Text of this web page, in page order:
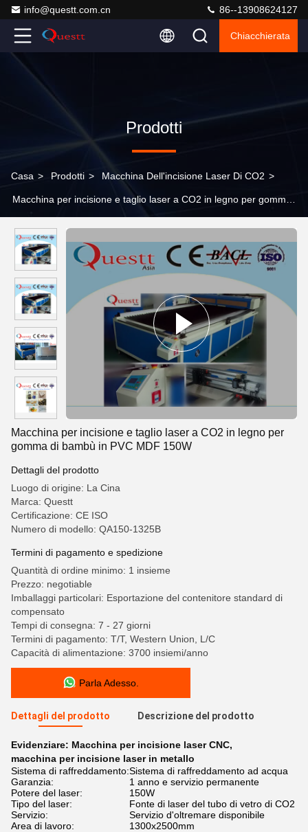
info@questt.com.cn 86--13908624127
Chiacchierata
Prodotti
Casa > Prodotti > Macchina Dell'incisione Laser Di CO2 >
Macchina per incisione e taglio laser a CO2 in legno per gomma
Macchina per incisione e taglio laser a CO2 in legno per
gomma di bambù in PVC MDF 150W
Dettagli del prodotto
Luogo di origine: La Cina
Marca: Questt
Certificazione: CE ISO
Numero di modello: QA150-1325B
Termini di pagamento e spedizione
Quantità di ordine minimo: 1 insieme
Prezzo: negotiable
Imballaggi particolari: Esportazione del contenitore standard di
compensato
Tempi di consegna: 7 - 27 giorni
Termini di pagamento: T/T, Western Union, L/C
Capacità di alimentazione: 3700 insiemi/anno
Parla Adesso.
Dettagli del prodotto Descrizione del prodotto
Evidenziare: Macchina per incisione laser CNC,
macchina per incisione laser in metallo
Sistema di raffreddamento:Sistema di raffreddamento ad acqua
Garanzia:
1 anno e servizio permanente
Potere del laser:
150W
Tipo del laser:
Fonte di laser del tubo di vetro di CO2
Servizio:
Servizio d'oltremare disponibile
Area di lavoro:
1300x2500mm